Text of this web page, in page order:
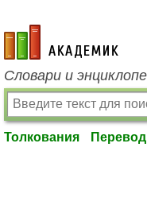
academic.ru
Словари и
Толкования